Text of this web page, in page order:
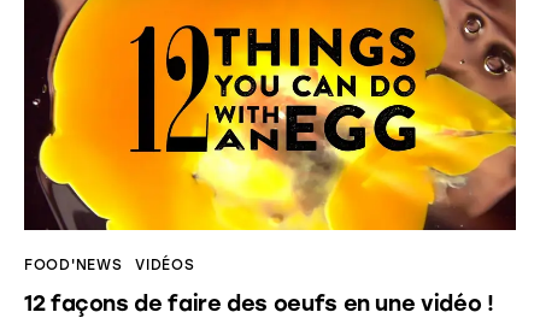
FOOD'NEWS VIDÉOS
12 façons de faire des oeufs en une vidéo !